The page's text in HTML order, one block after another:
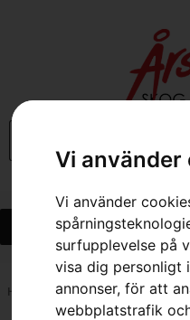
Vi använder
Vi använder
surfupplevelse på
visa dig personligt
annonser, för att
webbplatstrafik
Hem Webbutik»E-handel